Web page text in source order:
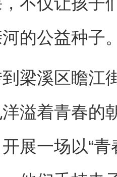
的公益种子
溪区瞻江街
溢着青春的
展一场以“